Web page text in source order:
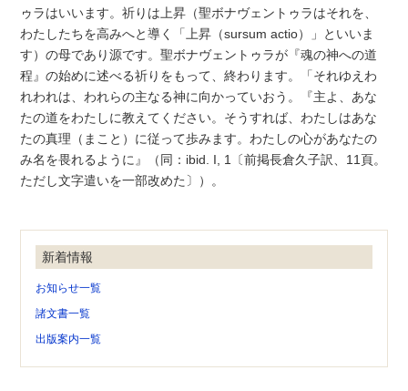
ゥラはいいます。祈りは上昇（聖ボナヴェントゥラはそれを、
わたしたちを高みへと導く「上昇（sursum actio）」といいま
す）の母であり源です。聖ボナヴェントゥラが『魂の神への道
程』の始めに述べる祈りをもって、終わります。「それゆえわ
れわれは、われらの主なる神に向かっていおう。『主よ、あな
たの道をわたしに教えてください。そうすれば、わたしはあな
たの真理（まこと）に従って歩みます。わたしの心があなたの
み名を畏れるように』（同：ibid. I, 1〔前掲長倉久子訳、11頁。
ただし文字遣いを一部改めた〕）。
新着情報
お知らせ一覧
諸文書一覧
出版案内一覧